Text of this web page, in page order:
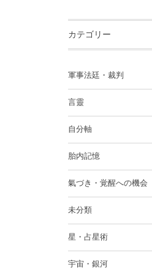
カテゴリー
軍事法廷・裁判
言靈
自分軸
胎内記憶
氣づき・覚醒への機会
未分類
星・占星術
宇宙・銀河